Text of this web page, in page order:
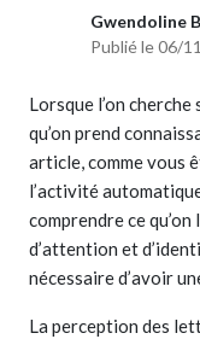
Gwendoline
Publié le 06/
Lorsque l’on
qu’on prend
article, comme vous
l’activité
comprendre ce
d’attention et
nécessaire d’avoir
La perception des